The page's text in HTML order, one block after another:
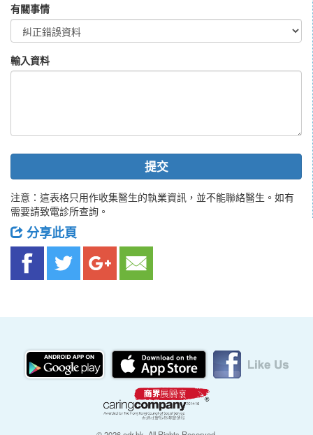
有關事情
輸入資料
提交
注意：這表格只用作收集醫生的執業資訊，並不能聯絡醫生。如有
需要請致電診所查詢。
分享此頁